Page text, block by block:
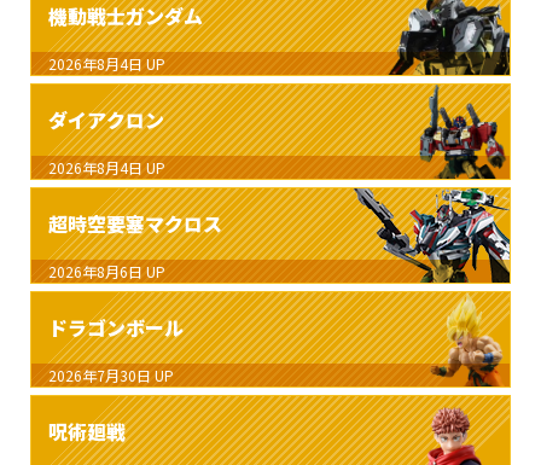
機動戦士ガンダム
2026年8月4日 UP
ダイアクロン
2026年8月4日 UP
超時空要塞マクロス
2026年8月6日 UP
ドラゴンボール
2026年7月30日 UP
呪術廻戦